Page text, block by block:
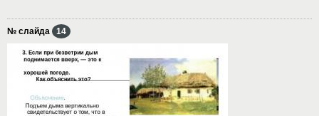
№ слайда 14